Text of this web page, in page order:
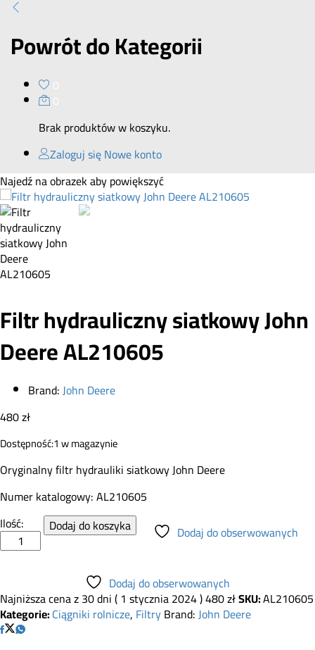
Powrót doKategorii
Brak produktów w koszyku.
Zaloguj sięNowe konto
Najedź na obrazek aby powiększyć
Filtr hydrauliczny siatkowy John
Deere AL210605
Brand:John Deere
480zł
Dostępność:1 w magazynie
Oryginalny filtr hydrauliki siatkowy John Deere
Numer katalogowy: AL210605
Filtr
hydrauliczny
siatkowy
AL210605
quantity
Ilość: Dodaj do koszyka Dodaj do obserwowanych
Dodaj do obserwowanych
Najniższa cena z 30 dni (1 stycznia 2024)480złSKU:AL210605
Kategorie:Ciągniki rolnicze, FiltryBrand:John Deere